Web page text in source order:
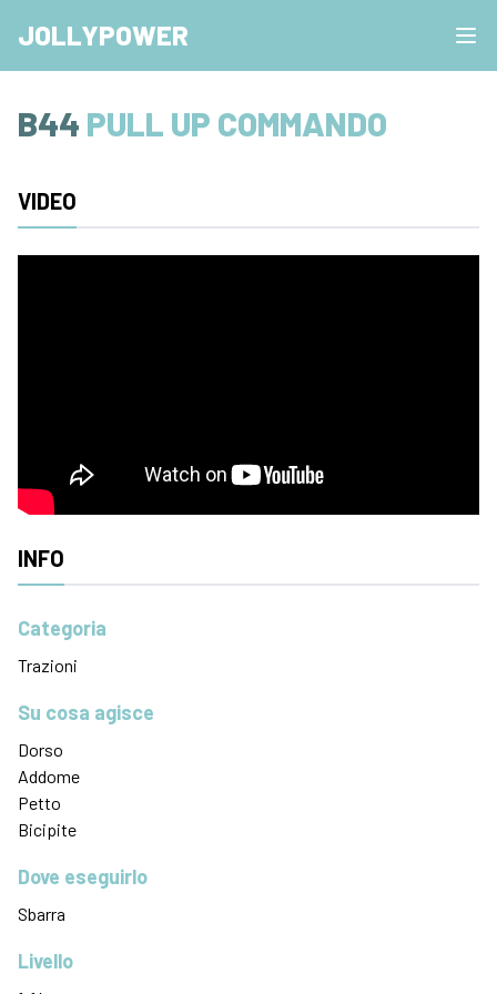
JOLLYPOWER
B44 PULL UP COMMANDO
VIDEO
INFO
Categoria
Trazioni
Su cosa agisce
Dorso
Addome
Petto
Bicipite
Dove eseguirlo
Sbarra
Livello